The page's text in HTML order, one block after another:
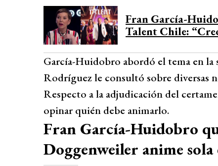
Fran García-
Talent Chile:
García-Huidobro abordó el tema en la
Rodríguez le consultó sobre diversas
Respecto a la adjudicación del
opinar quién debe animarlo.
Fran García-Huidobro
Doggenweiler anime